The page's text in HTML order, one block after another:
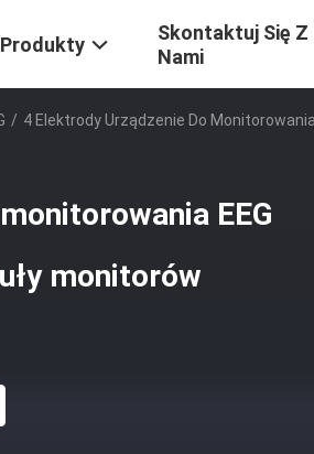
Produkty
Skontaktuj Się Z
Nami
/ 4 Elektrody Urządzenie Do
EEG
monitorów